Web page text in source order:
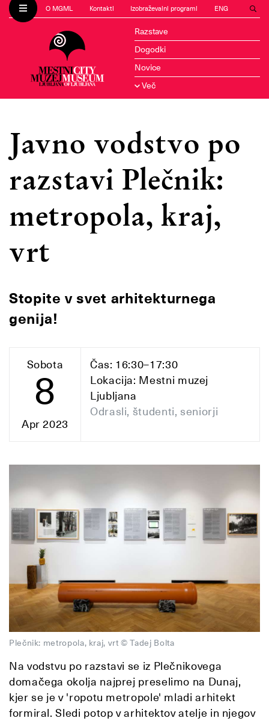
O MGML Kontakti Izobraževalni programi ENG
Razstave
Dogodki
Novice
Več
Javno vodstvo po
razstavi Plečnik:
metropola, kraj,
vrt
Stopite v svet arhitekturnega
genija!
Sobota
8
Apr 2023
Čas: 16:30–17:30
Lokacija: Mestni muzej
Ljubljana
Odrasli, študenti, seniorji
Plečnik: metropola, kraj, vrt © Tadej Bolta
Na vodstvu po razstavi se iz Plečnikovega
domačega okolja najprej preselimo na Dunaj,
kjer se je v 'ropotu metropole' mladi arhitekt
formiral. Sledi potop v arhitektov atelje in njegov